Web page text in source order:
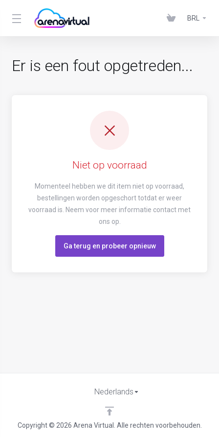
BRL
Er is een fout opgetreden...
Niet op voorraad
Momenteel hebben we dit item niet op voorraad,
bestellingen worden opgeschort totdat er weer
voorraad is. Neem voor meer informatie contact met
ons op.
Ga terug en probeer opnieuw
Copyright © 2026 Arena Virtual. Alle rechten voorbehouden.
Nederlands